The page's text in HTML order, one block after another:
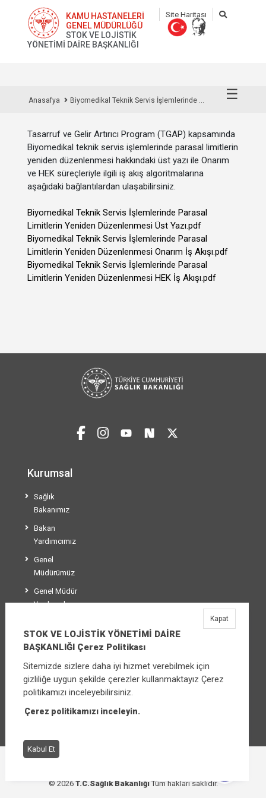
KAMU HASTANELERİ
GENEL MÜDÜRLÜĞÜ
STOK VE LOJİSTİK
YÖNETİMİ DAİRE BAŞKANLIĞI
Site Haritası
☰
Anasafya Biyomedikal Teknik Servis İşlemlerinde ...
Tasarruf ve Gelir Artırıcı Program (TGAP) kapsamında
Biyomedikal teknik servis işlemlerinde parasal limitlerin
yeniden düzenlenmesi hakkındaki üst yazı ile Onarım
ve HEK süreçleriyle ilgili iş akış algoritmalarına
aşağıdaki bağlantılardan ulaşabilirsiniz.
Biyomedikal Teknik Servis İşlemlerinde Parasal
Limitlerin Yeniden Düzenlenmesi Üst Yazı.pdf
Biyomedikal Teknik Servis İşlemlerinde Parasal
Limitlerin Yeniden Düzenlenmesi Onarım İş Akışı.pdf
Biyomedikal Teknik Servis İşlemlerinde Parasal
Limitlerin Yeniden Düzenlenmesi HEK İş Akışı.pdf
Kurumsal
Sağlık
Bakanımız
Bakan
Yardımcımız
Genel
Müdürümüz
Genel Müdür
Yardımcılarımız
STOK VE LOJİSTİK YÖNETİMİ DAİRE
BAŞKANLIĞI
Üniversiteler Mahallesi Şehit Mehmet Bayraktar
Caddesi No:3 Çankaya/Ankara
© 2026 T.C.Sağlık BakanlığıTüm hakları saklıdır.
STOK VE LOJİSTİK YÖNETİMİ DAİRE
BAŞKANLIĞI Çerez Politikası
Sitemizde sizlere daha iyi hizmet verebilmek için
gizliliğe uygun şekilde çerezler kullanmaktayız Çerez
politikamızı inceleyebilirsiniz.
Çerez politikamızı inceleyin.
Kabul Et
Kapat